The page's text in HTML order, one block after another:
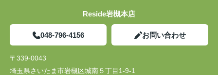
Reside岩槻本店
048-796-4156 お問い合わせ
〒339-0043
埼玉県さいたま市岩槻区城南５丁目1-9-1